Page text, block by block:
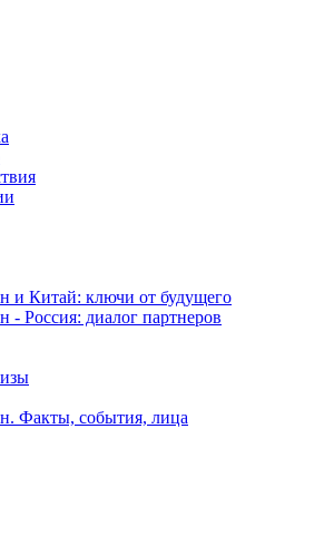
и Китай: ключи от будущего
- Россия: диалог партнеров
Факты, события, лица